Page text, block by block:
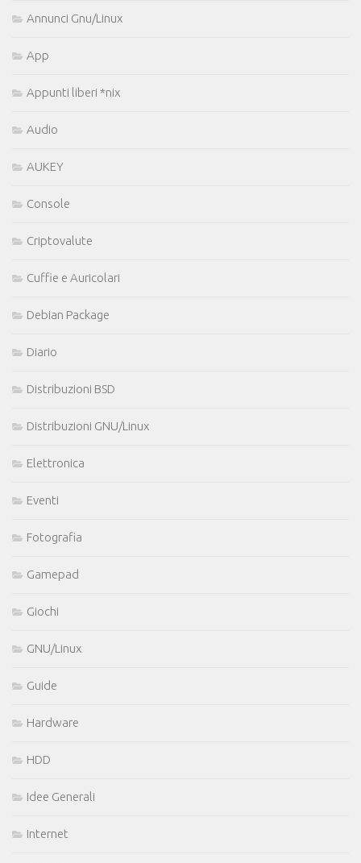
Annunci Gnu/Linux
App
Appunti liberi *nix
Audio
AUKEY
Console
Criptovalute
Cuffie e Auricolari
Debian Package
Diario
Distribuzioni BSD
Distribuzioni GNU/Linux
Elettronica
Eventi
Fotografia
Gamepad
Giochi
GNU/Linux
Guide
Hardware
HDD
Idee Generali
Internet